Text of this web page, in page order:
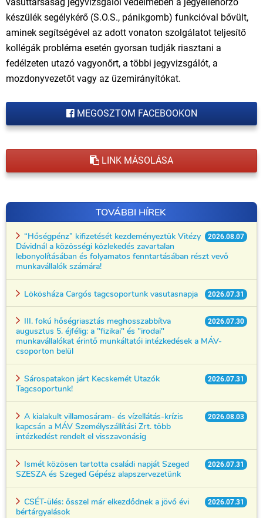
készülék segélykérő (S.O.S., pánikgomb) funkcióval bővült,
aminek segítségével az adott vonaton szolgálatot teljesítő
kollégák probléma esetén gyorsan tudják riasztani a
fedélzeten utazó vagyonőrt, a többi jegyvizsgálót, a
mozdonyvezetőt vagy az üzemirányítókat.
MEGOSZTOM FACEBOOKON
LINK MÁSOLÁSA
TOVÁBBI HÍREK
2026.08.07
“Hőségpénz” kifizetését kezdeményeztük Vitézy
Dávidnál a közösségi közlekedés zavartalan
lebonyolításában és folyamatos fenntartásában részt vevő
munkavállalók számára!
2026.07.31
Lökösháza Cargós tagcsoportunk vasutasnapja
2026.07.30
III. fokú hőségriasztás meghosszabbítva
augusztus 5. éjfélig: a "fizikai" és "irodai"
munkavállalókat érintő munkáltatói intézkedések a MÁV-
csoporton belül
2026.07.31
Sárospatakon járt Kecskemét Utazók
Tagcsoportunk!
2026.08.03
A kialakult villamosáram- és vízellátás-krízis
kapcsán a MÁV Személyszállítási Zrt. több
intézkedést rendelt el visszavonásig
2026.07.31
Ismét közösen tartotta családi napját Szeged
SZESZA és Szeged Gépész alapszervezetünk
2026.07.31
CSÉT-ülés: ősszel már elkezdődnek a jövő évi
bértárgyalások